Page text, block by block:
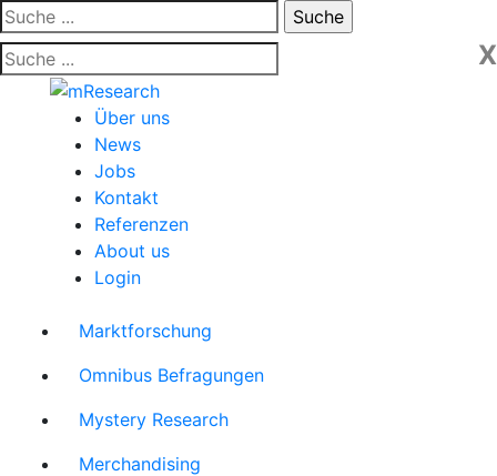
Skip
to
content
Suche:
X
Über uns
News
Jobs
Kontakt
Referenzen
About us
Login
Marktforschung
Omnibus Befragungen
Mystery Research
Merchandising